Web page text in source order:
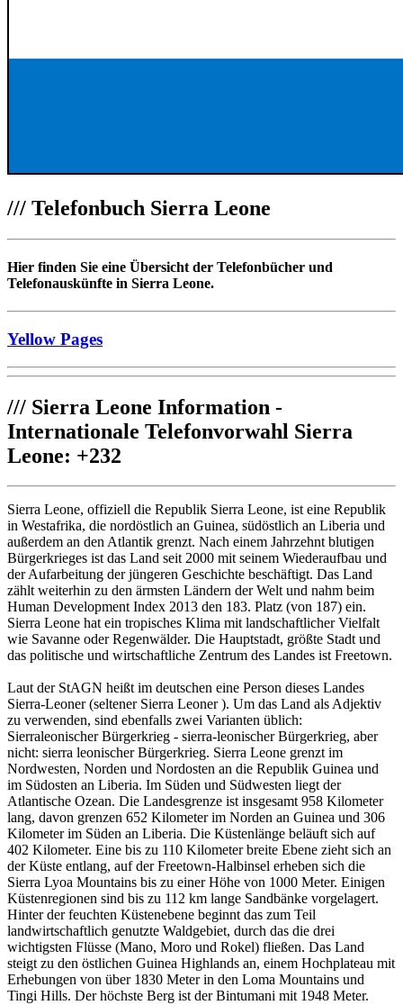
/// Telefonbuch Sierra Leone
Hier finden Sie eine Übersicht der Telefonbücher und
Telefonauskünfte in Sierra Leone.
Yellow Pages
/// Sierra Leone Information -
Internationale Telefonvorwahl Sierra
Leone: +232
Sierra Leone, offiziell die Republik Sierra Leone, ist eine Republik
in Westafrika, die nordöstlich an Guinea, südöstlich an Liberia und
außerdem an den Atlantik grenzt. Nach einem Jahrzehnt blutigen
Bürgerkrieges ist das Land seit 2000 mit seinem Wiederaufbau und
der Aufarbeitung der jüngeren Geschichte beschäftigt. Das Land
zählt weiterhin zu den ärmsten Ländern der Welt und nahm beim
Human Development Index 2013 den 183. Platz (von 187) ein.
Sierra Leone hat ein tropisches Klima mit landschaftlicher Vielfalt
wie Savanne oder Regenwälder. Die Hauptstadt, größte Stadt und
das politische und wirtschaftliche Zentrum des Landes ist Freetown.
Laut der StAGN heißt im deutschen eine Person dieses Landes
Sierra-Leoner (seltener Sierra Leoner ). Um das Land als Adjektiv
zu verwenden, sind ebenfalls zwei Varianten üblich:
Sierraleonischer Bürgerkrieg - sierra-leonischer Bürgerkrieg, aber
nicht: sierra leonischer Bürgerkrieg. Sierra Leone grenzt im
Nordwesten, Norden und Nordosten an die Republik Guinea und
im Südosten an Liberia. Im Süden und Südwesten liegt der
Atlantische Ozean. Die Landesgrenze ist insgesamt 958 Kilometer
lang, davon grenzen 652 Kilometer im Norden an Guinea und 306
Kilometer im Süden an Liberia. Die Küstenlänge beläuft sich auf
402 Kilometer. Eine bis zu 110 Kilometer breite Ebene zieht sich an
der Küste entlang, auf der Freetown-Halbinsel erheben sich die
Sierra Lyoa Mountains bis zu einer Höhe von 1000 Meter. Einigen
Küstenregionen sind bis zu 112 km lange Sandbänke vorgelagert.
Hinter der feuchten Küstenebene beginnt das zum Teil
landwirtschaftlich genutzte Waldgebiet, durch das die drei
wichtigsten Flüsse (Mano, Moro und Rokel) fließen. Das Land
steigt zu den östlichen Guinea Highlands an, einem Hochplateau mit
Erhebungen von über 1830 Meter in den Loma Mountains und
Tingi Hills. Der höchste Berg ist der Bintumani mit 1948 Meter.